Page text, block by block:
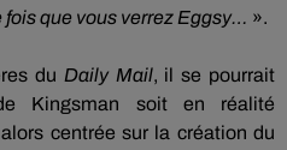
que vous verrez Eggsy… ».
du DailyMail, il se pourrait
Kingsman
soit en réalité
alors centrée sur la création du